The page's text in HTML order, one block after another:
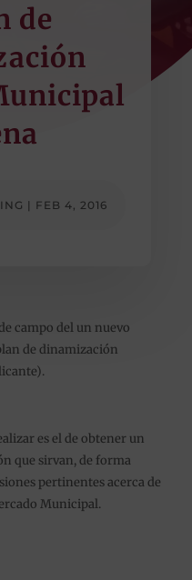
de
| FEB 4, 2016
campo del un nuevo
de dinamización
es el de obtener un
que sirvan, de forma
pertinentes acerca de
Municipal.